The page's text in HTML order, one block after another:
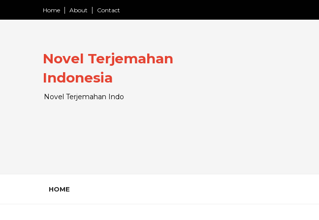
Home About Contact
Novel Terjemahan
Indonesia
Novel Terjemahan Indo
HOME